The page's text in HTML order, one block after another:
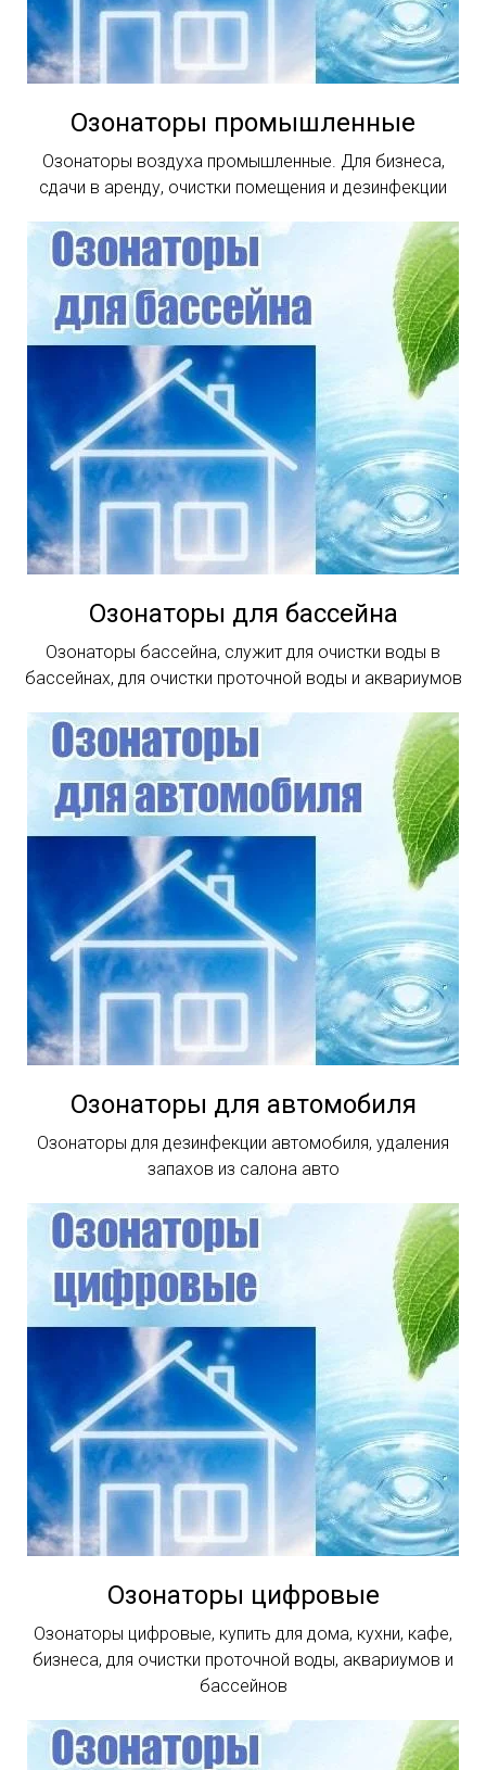
Озонаторы промышленные
Озонаторы воздуха промышленные. Для бизнеса,
сдачи в аренду, очистки помещения и дезинфекции
Озонаторы для бассейна
Озонаторы бассейна, служит для очистки воды в
бассейнах, для очистки проточной воды и аквариумов
Озонаторы для автомобиля
Озонаторы для дезинфекции автомобиля, удаления
запахов из салона авто
Озонаторы цифровые
Озонаторы цифровые, купить для дома, кухни, кафе,
бизнеса, для очистки проточной воды, аквариумов и
бассейнов